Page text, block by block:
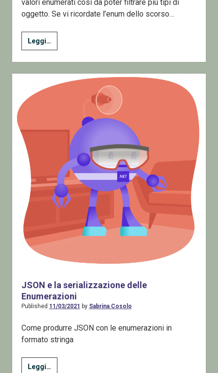
valori enumerati così da poter filtrare più tipi di
oggetto. Se vi ricordate l’enum dello scorso…
Leggi…
JSON
e
la
serializzazione
JSON e la serializzazione delle
Enumerazioni
Published 11/03/2021 by Sabrina Cosolo
Come produrre JSON con le enumerazioni in
formato stringa
Leggi…JSON